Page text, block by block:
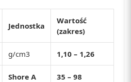
Jednostka
Wartość
(zakres)
g/cm3 1,10 – 1,26
Shore A 35 – 98